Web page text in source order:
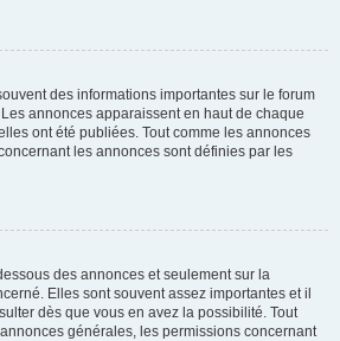
des informations importantes sur le forum
annonces apparaissent en haut de chaque
ont été publiées. Tout comme les annonces
les annonces sont définies par les
des annonces et seulement sur la
Elles sont souvent assez importantes et il
dès que vous en avez la possibilité. Tout
générales, les permissions concernant